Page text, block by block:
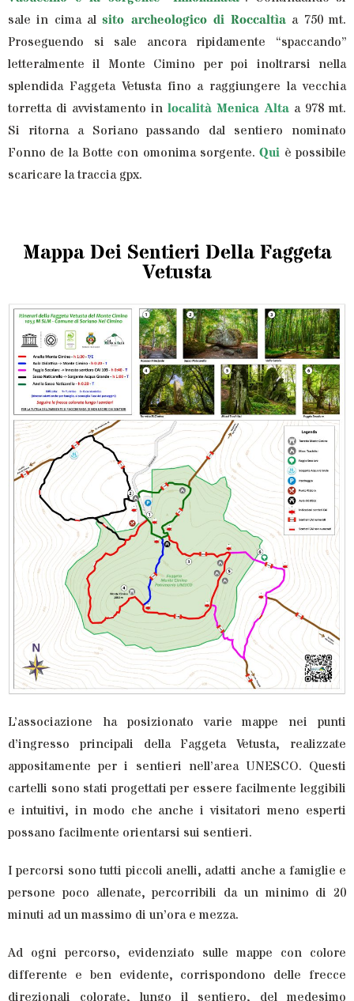
sale in cima alsito archeologico di Roccaltìa a 750 mt.
Proseguendo si sale ancora ripidamente “spaccando”
letteralmente il Monte Cimino per poi inoltrarsi nella
splendida Faggeta Vetusta fino a raggiungere la vecchia
torretta di avvistamento in località Menica Alta a 978 mt.
Si ritorna a Soriano passando dal sentiero nominato
Fonno de la Botte con omonima sorgente.Qui è possibile
scaricare la traccia gpx.
Mappa Dei Sentieri Della Faggeta
Vetusta
L’associazione ha posizionato varie mappe nei punti
d’ingresso principali della Faggeta Vetusta, realizzate
appositamente per i sentieri nell’area UNESCO. Questi
cartelli sono stati progettati per essere facilmente leggibili
e intuitivi, in modo che anche i visitatori meno esperti
possano facilmente orientarsi sui sentieri.
I percorsi sono tutti piccoli anelli, adatti anche a famiglie e
persone poco allenate, percorribili da un minimo di 20
minuti ad un massimo di un’ora e mezza.
Ad ogni percorso, evidenziato sulle mappe con colore
differente e ben evidente, corrispondono delle frecce
direzionali colorate, lungo il sentiero, del medesimo